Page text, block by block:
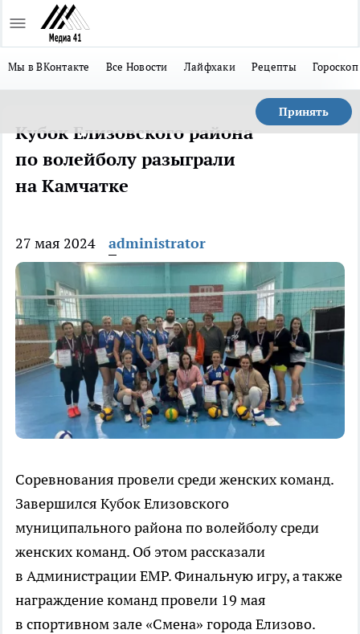
Мы в ВКонтакте Все Новости Лайфхаки Рецепты Гороскоп
Принять
Кубок Елизовского района
по волейболу разыграли
на Камчатке
27 мая 2024 administrator
Соревнования провели среди женских команд.
Завершился Кубок Елизовского
муниципального района по волейболу среди
женских команд. Об этом рассказали
в Администрации ЕМР. Финальную игру, а также
награждение команд провели 19 мая
в спортивном зале «Смена» города Елизово.